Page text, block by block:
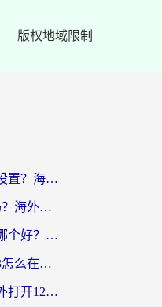
版权地域限制
豆瓣音乐地区限制怎么设置？海外党亲测有效的回国加速方案来了
全民k歌国外可以打开吗？海外党听国内音乐听书的实用指南
海外看国内电视剧软件哪个好？留学生亲测有效的追剧加速方案
海外党别愁！交管12123怎么在国外用？一篇搞定回国资源访问难题
海外党必看：如何在国外打开12123，解决小程序登录难题